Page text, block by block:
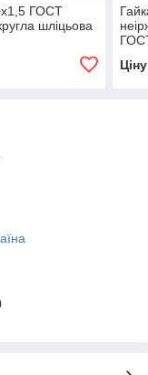
ГОСТ
шліцьова